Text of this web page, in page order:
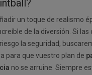
un toque de realismo
de la diversión. Si las
la seguridad,
para que vuestro plan de
no se arruine. Siempre